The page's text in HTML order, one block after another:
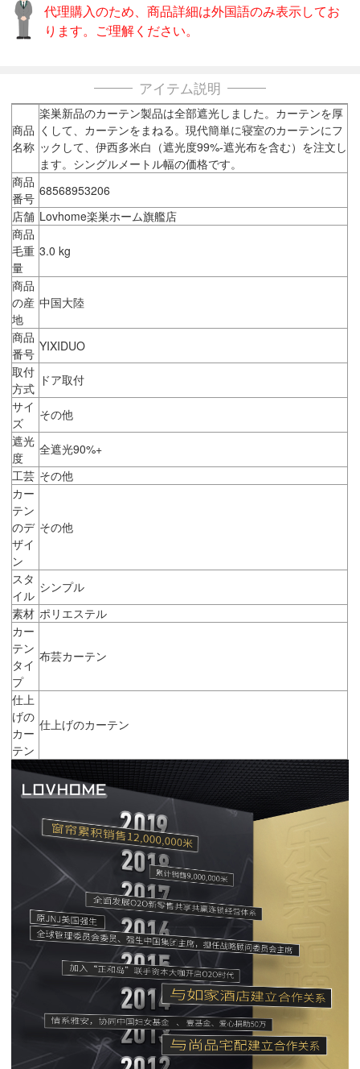
代理購入のため、商品詳細は外国語のみ表示してお
ります。ご理解ください。
アイテム説明
商品
名称
楽巣新品のカーテン製品は全部遮光しました。カーテンを厚
くして、カーテンをまねる。現代簡単に寝室のカーテンにフ
ックして、伊西多米白（遮光度99%-遮光布を含む）を注文し
ます。シングルメートル幅の価格です。
商品
番号 68568953206
店舗 Lovhome楽巣ホーム旗艦店
商品
毛重
量
3.0 kg
商品
の産
地
中国大陸
商品
番号 YIXIDUO
取付
方式
ドア取付
サイ
ズ
その他
遮光
度
全遮光90%+
工芸 その他
カー
テン
のデ
ザイ
ン
その他
スタ
イル
シンプル
素材 ポリエステル
カー
テン
タイ
プ
布芸カーテン
仕上
げの
カー
テン
仕上げのカーテン